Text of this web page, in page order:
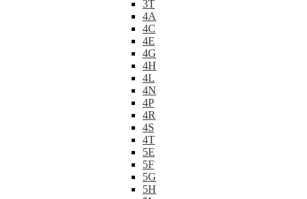
3T
4A
4C
4E
4G
4H
4L
4N
4P
4R
4S
4T
5E
5F
5G
5H